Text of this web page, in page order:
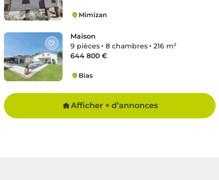
Mimizan
Maison
9 pièces
8 chambres
216 m²
644 800 €
Bias
Afficher + d’annonces